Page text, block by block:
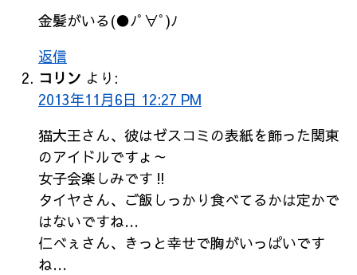
金髪がいる(●ﾉﾟ∀ﾟ)ﾉ
返信
コリン より:
2013年11月6日 12:27 PM
猫大王さん、彼はゼスコミの表紙を飾った関東
のアイドルですょ～
女子会楽しみです‼
タイヤさん、ご飯しっかり食べてるかは定かで
はないですね…
仁べぇさん、きっと幸せで胸がいっぱいです
ね…